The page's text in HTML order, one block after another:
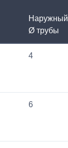
Наружный
Ø трубы
4
6